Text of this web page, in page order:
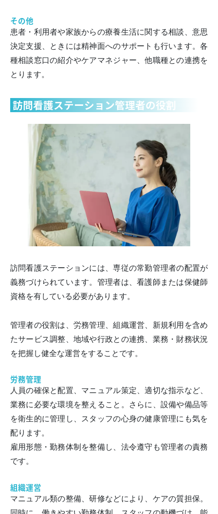
その他
患者・利用者や家族からの療養生活に関する相談、意思
決定支援、ときには精神面へのサポートも行います。各
種相談窓口の紹介やケアマネジャー、他職種との連携を
とります。
訪問看護ステーション管理者の役割
訪問看護ステーションには、専従の常勤管理者の配置が
義務づけられています。管理者は、看護師または保健師
資格を有している必要があります。
管理者の役割は、労務管理、組織運営、新規利用を含め
たサービス調整、地域や行政との連携、業務・財務状況
を把握し健全な運営をすることです。
労務管理
人員の確保と配置、マニュアル策定、適切な指示など、
業務に必要な環境を整えること。さらに、設備や備品等
を衛生的に管理し、スタッフの心身の健康管理にも気を
配ります。
雇用形態・勤務体制を整備し、法令遵守も管理者の責務
です。
組織運営
マニュアル類の整備、研修などにより、ケアの質担保。